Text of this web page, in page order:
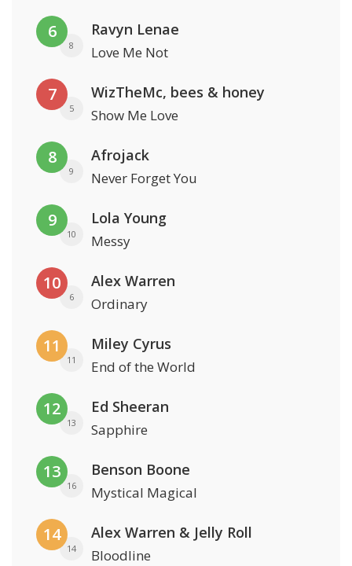
6
8
Ravyn Lenae
Love Me Not
7
5
WizTheMc, bees & honey
Show Me Love
8
9
Afrojack
Never Forget You
9
10
Lola Young
Messy
10
6
Alex Warren
Ordinary
11
11
Miley Cyrus
End of the World
12
13
Ed Sheeran
Sapphire
13
16
Benson Boone
Mystical Magical
14
14
Alex Warren & Jelly Roll
Bloodline